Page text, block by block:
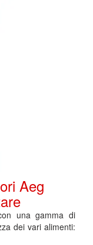
Aeg
una gamma di
dei vari alimenti: